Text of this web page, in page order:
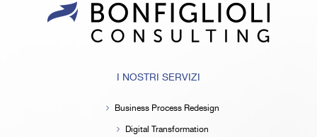
I NOSTRI SERVIZI
Business Process Redesign
Digital Transformation